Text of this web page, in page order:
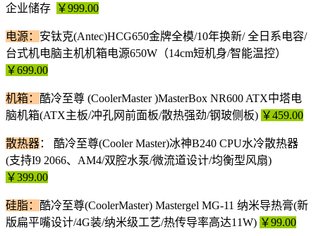
企业储存
￥999.00
电源： 安钛克(Antec)HCG650金牌全模/10年换新/ 全日系电容/
台式机电脑主机机箱电源650W（14cm短机身/智能温控）
￥699.00
机箱： 酷冷至尊 (CoolerMaster )MasterBox NR600 ATX中塔电
脑机箱(ATX主板/冲孔网前面板/散热强劲/钢玻侧板) ￥459.00
散热器： 酷冷至尊(Cooler Master)冰神B240 CPU水冷散热器
(支持I9 2066、AM4/双腔水泵/微流道设计/均衡型风扇)
￥399.00
硅脂： 酷冷至尊(CoolerMaster) Mastergel MG-11 纳米导热膏(新
版扁平嘴设计/4G装/纳米级工艺/热传导率高达11W) ￥99.00